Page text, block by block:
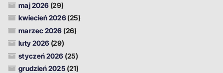
maj 2026 (29)
kwiecień 2026(25)
marzec 2026 (26)
luty 2026 (29)
styczeń 2026 (25)
grudzień 2025 (21)